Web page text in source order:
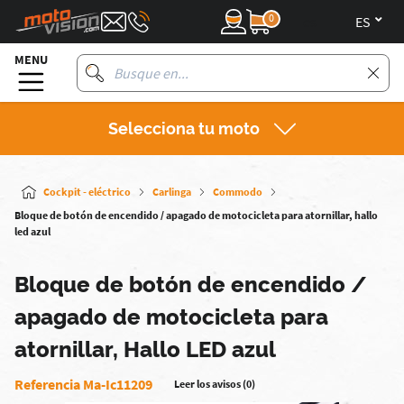
0
MENU
Selecciona tu moto
Cockpit - eléctrico Carlinga
Commodo
Bloque de botón de encendido / apagado de motocicleta para atornillar, hallo
led azul
Bloque de botón de encendido /
apagado de motocicleta para
atornillar, Hallo LED azul
Referencia Ma-Ic11209 Leer los avisos (0)